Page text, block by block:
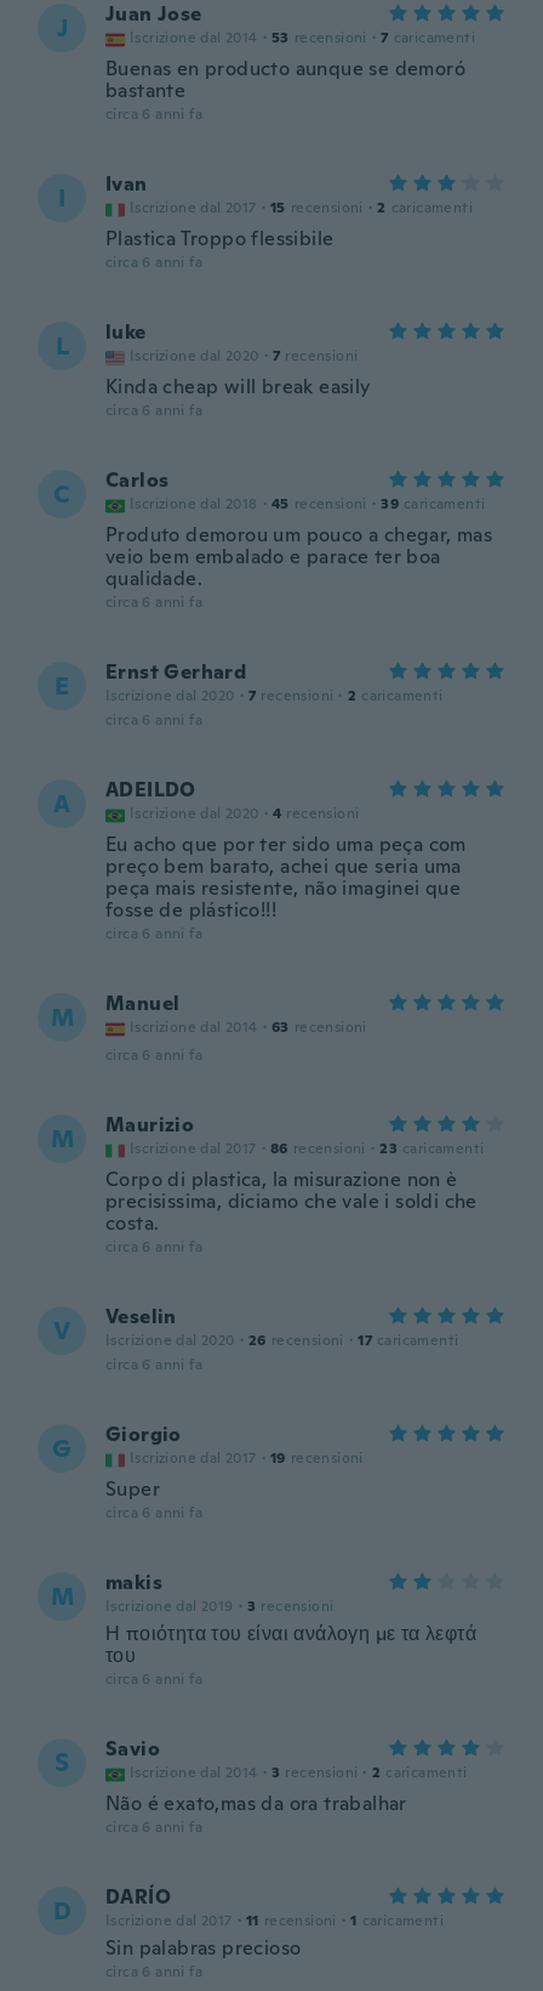
J Juan Jose
Iscrizione dal 2014 · 53 recensioni · 7 caricamenti
Buenas en producto aunque se demoró
bastante
circa 6 anni fa
I Ivan
Iscrizione dal 2017 · 15 recensioni · 2 caricamenti
Plastica Troppo flessibile
circa 6 anni fa
L luke
Iscrizione dal 2020 · 7 recensioni
Kinda cheap will break easily
circa 6 anni fa
C Carlos
Iscrizione dal 2018 · 45 recensioni · 39 caricamenti
Produto demorou um pouco a chegar, mas
veio bem embalado e parace ter boa
qualidade.
circa 6 anni fa
E Ernst Gerhard
Iscrizione dal 2020 · 7 recensioni · 2 caricamenti
circa 6 anni fa
A ADEILDO
Iscrizione dal 2020 · 4 recensioni
Eu acho que por ter sido uma peça com
preço bem barato, achei que seria uma
peça mais resistente, não imaginei que
fosse de plástico!!!
circa 6 anni fa
M Manuel
Iscrizione dal 2014 · 63 recensioni
circa 6 anni fa
M Maurizio
Iscrizione dal 2017 · 86 recensioni · 23 caricamenti
Corpo di plastica, la misurazione non è
precisissima, diciamo che vale i soldi che
costa.
circa 6 anni fa
V Veselin
Iscrizione dal 2020 · 26 recensioni · 17 caricamenti
circa 6 anni fa
G Giorgio
Iscrizione dal 2017 · 19 recensioni
Super
circa 6 anni fa
M makis
Iscrizione dal 2019 · 3 recensioni
Η ποιότητα του είναι ανάλογη με τα λεφτά
του
circa 6 anni fa
S Savio
Iscrizione dal 2014 · 3 recensioni · 2 caricamenti
Não é exato,mas da ora trabalhar
circa 6 anni fa
D DARÍO
Iscrizione dal 2017 · 11 recensioni · 1 caricamenti
Sin palabras precioso
circa 6 anni fa